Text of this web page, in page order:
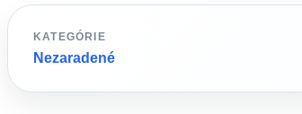
KATEGÓRIE
Nezaradené